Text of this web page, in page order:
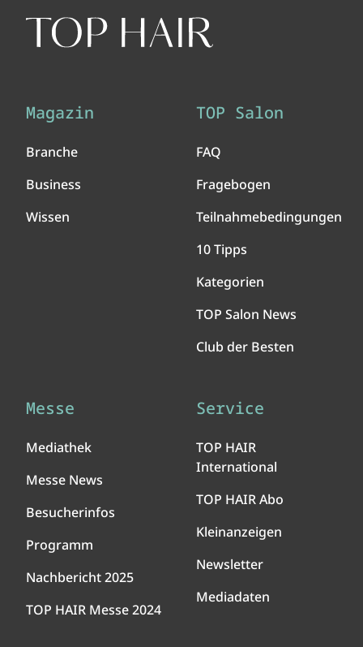
Magazin
Branche
Business
Wissen
TOP Salon
FAQ
Fragebogen
Teilnahmebedingungen
10 Tipps
Kategorien
TOP Salon News
Club der Besten
Messe
Mediathek
Messe News
Besucherinfos
Programm
Nachbericht 2025
TOP HAIR Messe 2024
Service
TOP HAIR
International
TOP HAIR Abo
Kleinanzeigen
Newsletter
Mediadaten